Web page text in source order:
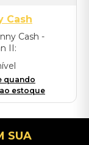
Cash
Cash -
II:
- Importado
quando
estoque
SUA